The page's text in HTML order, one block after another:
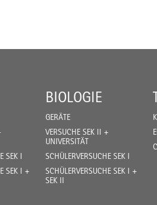
SEK I
SEK I +
BIOLOGIE
GERÄTE
VERSUCHE SEK II +
UNIVERSITÄT
SCHÜLERVERSUCHE SEK I
SCHÜLERVERSUCHE SEK I +
SEK II